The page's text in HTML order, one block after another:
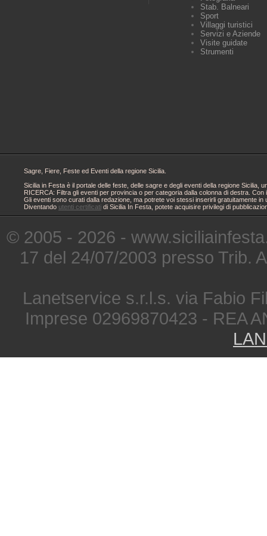
Stab. Balneari
Sport
Villaggi turistici
Servizi e Aziende
Visite guidate
Strumenti
Sagre, Fiere, Feste ed Eventi della regione Sicilia.
Sicilia in Festa è il portale delle feste, delle sagre e degli eventi della regione
RICERCA: Filtra gli eventi per provincia o per categoria dalla colonna di destra.
Gli eventi sono curati dalla redazione, ma potrete voi stessi inserirli gratuitamente
Diventando utenti certificati di Sicilia In Festa, potete acquisire privilegi di
© 2005 - 2026 -
17 del 24/07/2003 presso Trib.
Lanetservice s.r.l.s. via Fabio
Imprese 02969870423 - REA